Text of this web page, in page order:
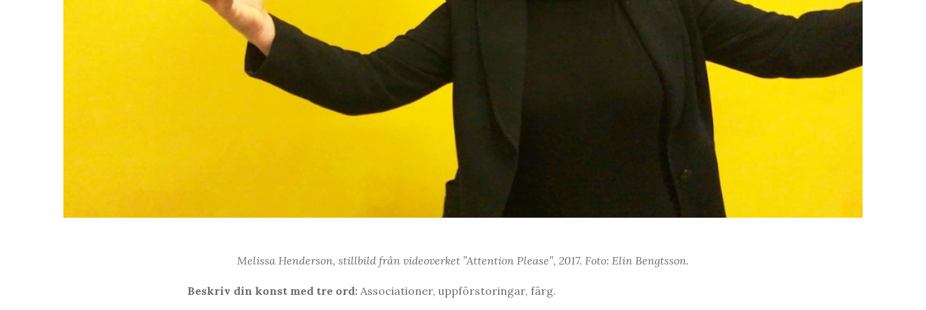
Melissa Henderson, stillbild från videoverket ”Attention Please”, 2017. Foto: Elin Bengtsson.
Beskriv din konst med tre ord: Associationer, uppförstoringar, färg.